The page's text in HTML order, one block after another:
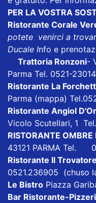
PER LA VOSTRA
Ristorante Corale
potete venirci a
Ducale Info e
Trattoria Ronzoni-
Parma Tel. 0521-
Ristorante La
Parma (mappa)
Ristorante Angiol D'Or
Vicolo Scutellari, 1
RISTORANTE OMBRE
43121 PARMA Tel.
Ristorante Il Trovatore
0521.236905 (chuso
Le Bistro Piazza
Bar Ristorante-